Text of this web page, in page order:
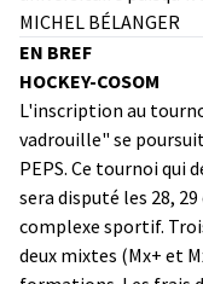
MICHEL BÉLANGER
EN BREF
HOCKEY-COSOM
L'inscription au
vadrouille" se
PEPS. Ce tournoi qui
sera disputé les 28,
complexe sportif.
deux mixtes (Mx+ et